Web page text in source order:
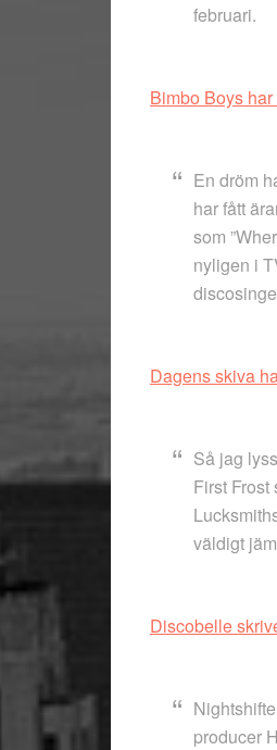
februari.
Bimbo Boys
En dröm
har fått
som
nyligen i
Dagens skiva
Så jag
First
väldigt
Discobelle
producer